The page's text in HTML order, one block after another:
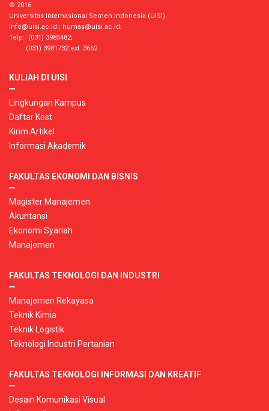
© 2016
Universitas Internasional Semen Indonesia (UISI)
info@uisi.ac.id ; humas@uisi.ac.id;
Telp: (031) 3985482;
(031) 3981732 ext. 3662
KULIAH DI UISI
Lingkungan Kampus
Daftar Kost
Kirim Artikel
Informasi Akademik
FAKULTAS EKONOMI DAN BISNIS
Magister Manajemen
Akuntansi
Ekonomi Syariah
Manajemen
FAKULTAS TEKNOLOGI DAN INDUSTRI
Manajemen Rekayasa
Teknik Kimia
Teknik Logistik
Teknologi Industri Pertanian
FAKULTAS TEKNOLOGI INFORMASI DAN KREATIF
Desain Komunikasi Visual